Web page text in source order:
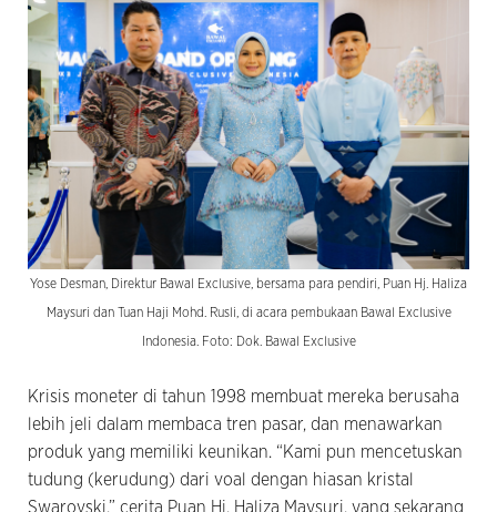
Yose Desman, Direktur Bawal Exclusive, bersama para pendiri, Puan Hj. Haliza
Maysuri dan Tuan Haji Mohd. Rusli, di acara pembukaan Bawal Exclusive
Indonesia. Foto: Dok. Bawal Exclusive
Krisis moneter di tahun 1998 membuat mereka berusaha
lebih jeli dalam membaca tren pasar, dan menawarkan
produk yang memiliki keunikan. “Kami pun mencetuskan
tudung (kerudung) dari voal dengan hiasan kristal
Swarovski,” cerita Puan Hj. Haliza Maysuri, yang sekarang